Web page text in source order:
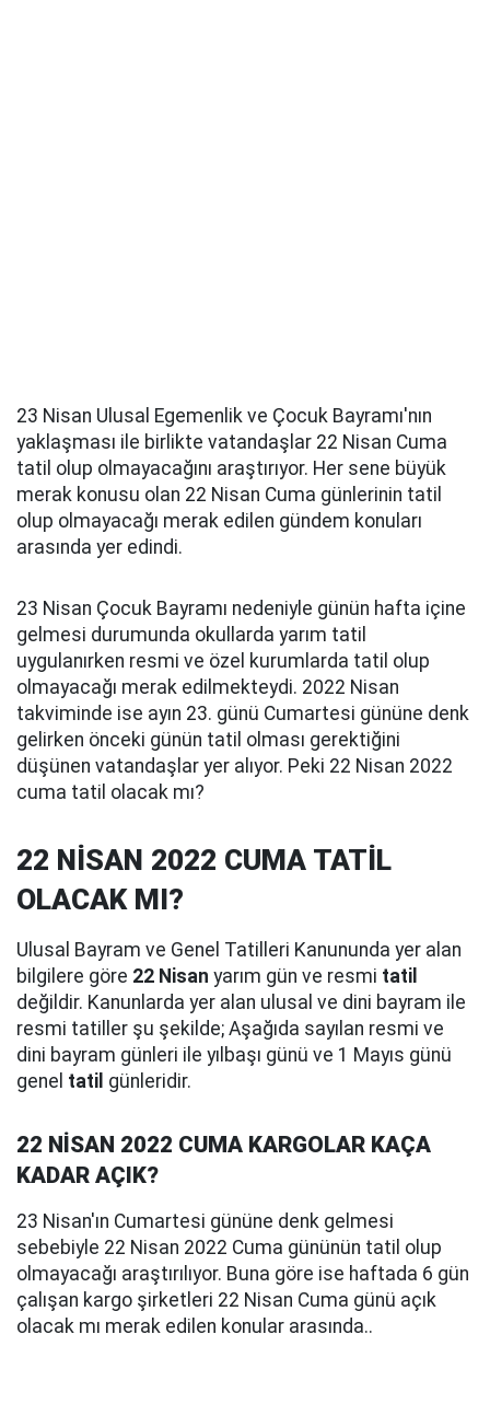
23 Nisan Ulusal Egemenlik ve Çocuk Bayramı'nın
yaklaşması ile birlikte vatandaşlar 22 Nisan Cuma
tatil olup olmayacağını araştırıyor. Her sene büyük
merak konusu olan 22 Nisan Cuma günlerinin tatil
olup olmayacağı merak edilen gündem konuları
arasında yer edindi.
23 Nisan Çocuk Bayramı nedeniyle günün hafta içine
gelmesi durumunda okullarda yarım tatil
uygulanırken resmi ve özel kurumlarda tatil olup
olmayacağı merak edilmekteydi. 2022 Nisan
takviminde ise ayın 23. günü Cumartesi gününe denk
gelirken önceki günün tatil olması gerektiğini
düşünen vatandaşlar yer alıyor. Peki 22 Nisan 2022
cuma tatil olacak mı?
22 NİSAN 2022 CUMA TATİL
OLACAK MI?
Ulusal Bayram ve Genel Tatilleri Kanununda yer alan
bilgilere göre 22 Nisan yarım gün ve resmi tatil
değildir. Kanunlarda yer alan ulusal ve dini bayram ile
resmi tatiller şu şekilde; Aşağıda sayılan resmi ve
dini bayram günleri ile yılbaşı günü ve 1 Mayıs günü
genel tatil günleridir.
22 NİSAN 2022 CUMA KARGOLAR KAÇA
KADAR AÇIK?
23 Nisan'ın Cumartesi gününe denk gelmesi
sebebiyle 22 Nisan 2022 Cuma gününün tatil olup
olmayacağı araştırılıyor. Buna göre ise haftada 6 gün
çalışan kargo şirketleri 22 Nisan Cuma günü açık
olacak mı merak edilen konular arasında..